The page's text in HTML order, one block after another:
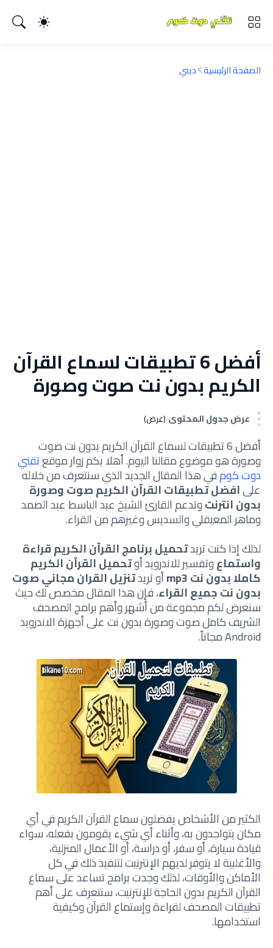
الصفحة الرئيسية ديني
أفضل 6 تطبيقات لسماع القرآن
الكريم بدون نت صوت وصورة
عرض جدول المحتوى (عرض)
أفضل 6 تطبيقات لسماع القرآن الكريم بدون نت صوت
وصورة هو موضوع مقالنا اليوم. أهلا بكم زوار موقعتقني
دوت كومفي هذا المقال الجديد الذي سنتعرف من خلاله
علىافضل تطبيقات القرآن الكريم صوت وصورة
بدون انترنتوتدعم القارئ الشيخ عبد الباسط عبد الصمد
وماهر المعيقلي والسديس وغيرهم من القراء.
لذلك إذا كنت تريدتحميل برنامج القرآن الكريم قراءة
واستماعوتفسير للاندرويد أوتحميل القرآن الكريم
كاملا بدون نت mp3 أو تريدتنزيل القران مجاني صوت
بدون نت جميع القراء، فإن هذا المقال مخصص لك حيث
سنعرض لكم مجموعة من أشهر وأهم برامج المصحف
الشريف كامل صوت وصورة بدون نت على أجهزة الاندرويد
Android مجاناً.
الكثير من الأشخاص يفضلون سماع القرآن الكريم في أي
مكان يتواجدون به، وأثناء أي شيء يقومون بفعله، سواء
قيادة سيارة، أو سفر، أو دراسة، أو الأعمال المنزلية،
والأغلبية لا يتوفر لديهم الإنترنيت لتنفيذ ذلك في كل
الأماكن والأوقات، لذلك وجدت برامج تساعد على سماع
القرآن الكريم بدون الحاجة للإنترنيت، سنتعرف على أهم
تطبيقات المصحف لقراءة وإستماع القرآن وكيفية
استخدامها.